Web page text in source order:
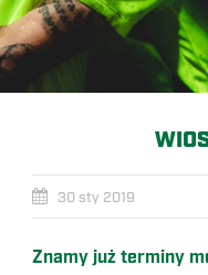
30 sty 2019
Znamy już terminy